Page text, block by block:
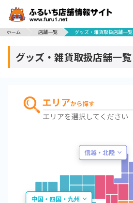
ホーム
店舗一覧 グッズ・雑貨取扱店舗一覧
グッズ・雑貨取扱店舗一覧